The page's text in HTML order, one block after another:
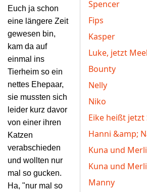
Spencer
Fips
Kasper
Luke, jetzt
Bounty
Nelly
Niko
Eike heißt jetzt
Hanni &amp;
Kuna und
Kuna und
Manny
Euch ja schon
eine längere Zeit
gewesen bin,
kam da auf
einmal ins
Tierheim so ein
nettes Ehepaar,
sie mussten sich
leider kurz davor
von einer ihren
Katzen
verabschieden
und wollten nur
mal so gucken.
Ha, "nur mal so